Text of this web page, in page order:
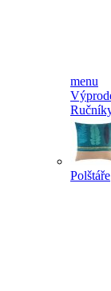
menu
Polštáře